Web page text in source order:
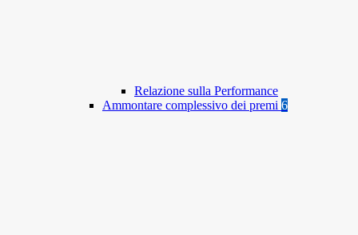
Relazione sulla Performance
Ammontare complessivo dei premi 6